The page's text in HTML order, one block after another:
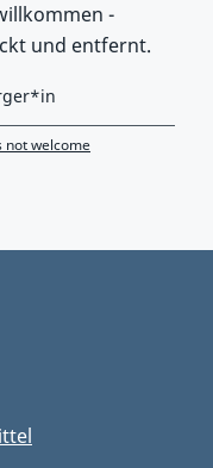
-
und entfernt.
not welcome